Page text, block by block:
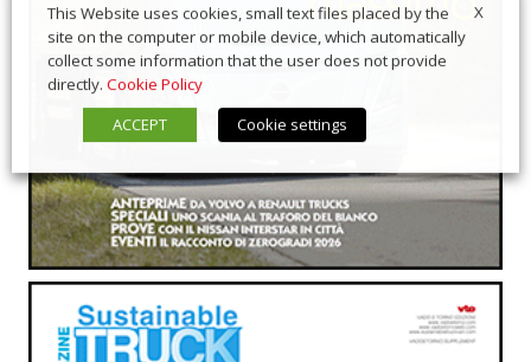
X
This Website uses cookies, small text files placed by the
site on the computer or mobile device, which automatically
collect some information that the user does not provide
directly. Cookie Policy
ACCEPT
Cookie settings